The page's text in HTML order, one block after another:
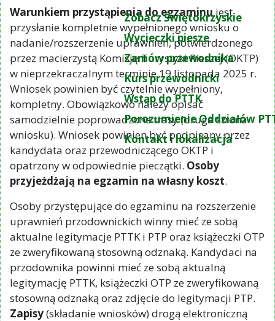
Zobacz Świętokrzyskie
Wycieczki piesze
Zamów przewodnika
Kurs przewodnicki
Wstąp do PTTK
Porozumienie Oddziałów
Kontakt i lokalizacja
Warunkiem przystąpienia do egzaminujest
przysłanie kompletnie wypełnionego wniosku o
nadanie/rozszerzenie uprawnień, potwierdzonego
przez macierzystą Komisję Turystyki Pieszej (OKTP)
w nieprzekraczalnym terminie 19 listopada 2025 r.
Wniosek powinien być czytelnie wypełniony,
kompletny. Obowiązkowo należy opisać
samodzielnie poprowadzone trasy (druga strona
wniosku). Wniosek powinien być podpisany przez
kandydata oraz przewodniczącego OKTP i
opatrzony w odpowiednie pieczątki. Osoby
przyjeżdżają na egzamin na własny koszt.
Osoby przystępujące do egzaminu na rozszerzenie
uprawnień przodownickich winny mieć ze sobą
aktualne legitymacje PTTK i PTP oraz książeczki OTP
ze zweryfikowaną stosowną odznaką. Kandydaci na
przodownika powinni mieć ze sobą aktualną
legitymację PTTK, książeczki OTP ze zweryfikowaną
stosowną odznaką oraz zdjęcie do legitymacji PTP.
Zapisy(składanie wniosków) drogą elektroniczną